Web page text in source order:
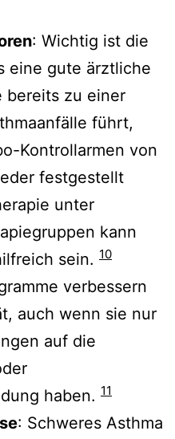
: Wichtig ist die
eine gute ärztliche
bereits zu einer
führt,
Kontrollarmen von
festgestellt
unter
kann
sein. 10
verbessern
auch wenn sie nur
auf die
haben. 11
: Schweres Asthma